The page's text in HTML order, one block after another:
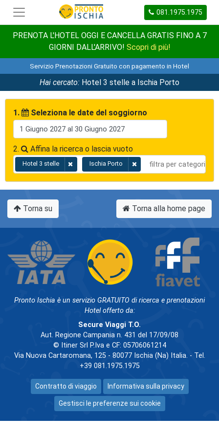
081.1975.1975
PRENOTA L'HOTEL OGGI E CANCELLA GRATIS FINO A 7
GIORNI DALL'ARRIVO! Scopri di più!
Servizio Prenotazioni Gratuito con pagamento in Hotel
Hai cercato: Hotel 3 stelle a Ischia Porto
1. Seleziona le date del soggiorno
2. Affina la ricerca o lascia vuoto
Hotel 3 stelle Ischia Porto
Torna su Torna alla home page
Pronto Ischia è un servizio GRATUITO di ricerca e prenotazioni
Hotel offerto da:
Secure Viaggi T.O.
Aut. Regione Campania n. 431 del 17/09/08
© Itiner Srl P.Iva e CF: 05706061214
Via Nuova Cartaromana, 125 - 80077 Ischia (Na) Italia. - Tel.
+39 081.1975.1975
Contratto di viaggio Informativa sulla privacy
Gestisci le preferenze sui cookie